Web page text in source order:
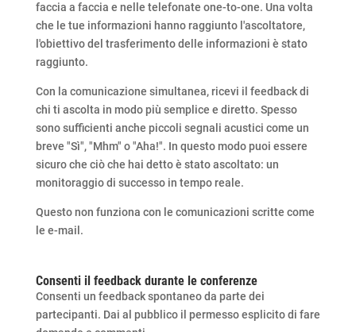
faccia a faccia e nelle telefonate one-to-one. Una volta
che le tue informazioni hanno raggiunto l'ascoltatore,
l'obiettivo del trasferimento delle informazioni è stato
raggiunto.
Con la comunicazione simultanea, ricevi il feedback di
chi ti ascolta in modo più semplice e diretto. Spesso
sono sufficienti anche piccoli segnali acustici come un
breve "Sì", "Mhm" o "Aha!". In questo modo puoi essere
sicuro che ciò che hai detto è stato ascoltato: un
monitoraggio di successo in tempo reale.
Questo non funziona con le comunicazioni scritte come
le e-mail.
Consenti il feedback durante le conferenze
Consenti un feedback spontaneo da parte dei
partecipanti. Dai al pubblico il permesso esplicito di fare